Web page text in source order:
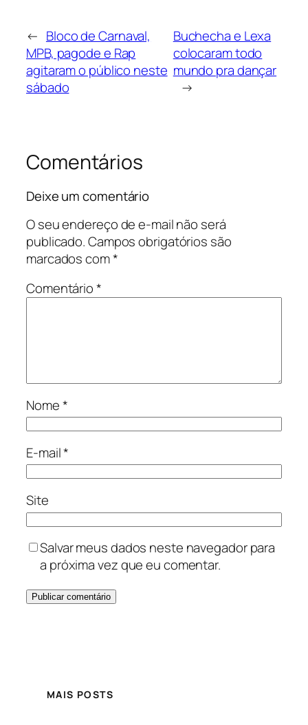
← Bloco de Carnaval,
MPB, pagode e Rap
agitaram o público neste
sábado
Buchecha e Lexa
colocaram todo
mundo pra dançar
→
Comentários
Deixe um comentário
O seu endereço de e-mail não será
publicado.Campos obrigatórios são
marcados com*
Comentário*
Nome*
E-mail*
Site
Salvar meus dados neste navegador para
a próxima vez que eu comentar.
MAIS POSTS